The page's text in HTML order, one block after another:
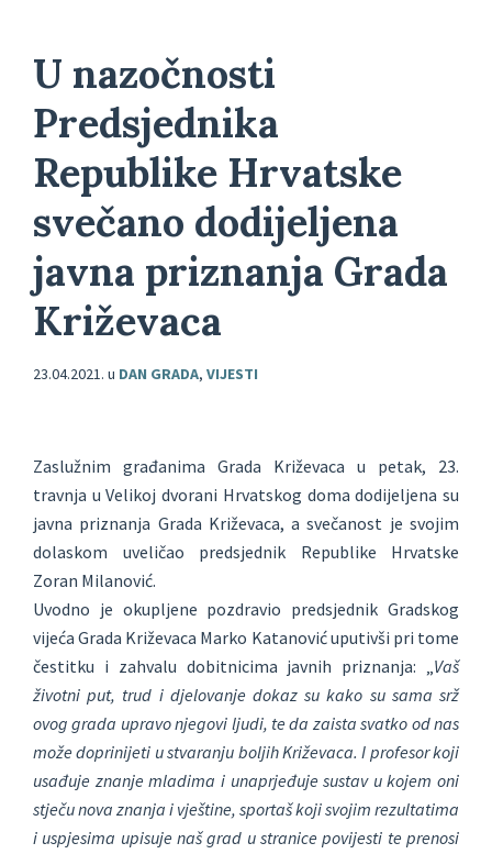
U nazočnosti
Predsjednika
Republike Hrvatske
svečano dodijeljena
javna priznanja Grada
Križevaca
23.04.2021. u DAN GRADA, VIJESTI
Zaslužnim građanima Grada Križevaca u petak, 23.
travnja u Velikoj dvorani Hrvatskog doma dodijeljena su
javna priznanja Grada Križevaca, a svečanost je svojim
dolaskom uveličao predsjednik Republike Hrvatske
Zoran Milanović.
Uvodno je okupljene pozdravio predsjednik Gradskog
vijeća Grada Križevaca Marko Katanović uputivši pri tome
čestitku i zahvalu dobitnicima javnih priznanja: „Vaš
životni put, trud i djelovanje dokaz su kako su sama srž
ovog grada upravo njegovi ljudi, te da zaista svatko od nas
može doprinijeti u stvaranju boljih Križevaca. I profesor koji
usađuje znanje mladima i unaprjeđuje sustav u kojem oni
stječu nova znanja i vještine, sportaš koji svojim rezultatima
i uspjesima upisuje naš grad u stranice povijesti te prenosi